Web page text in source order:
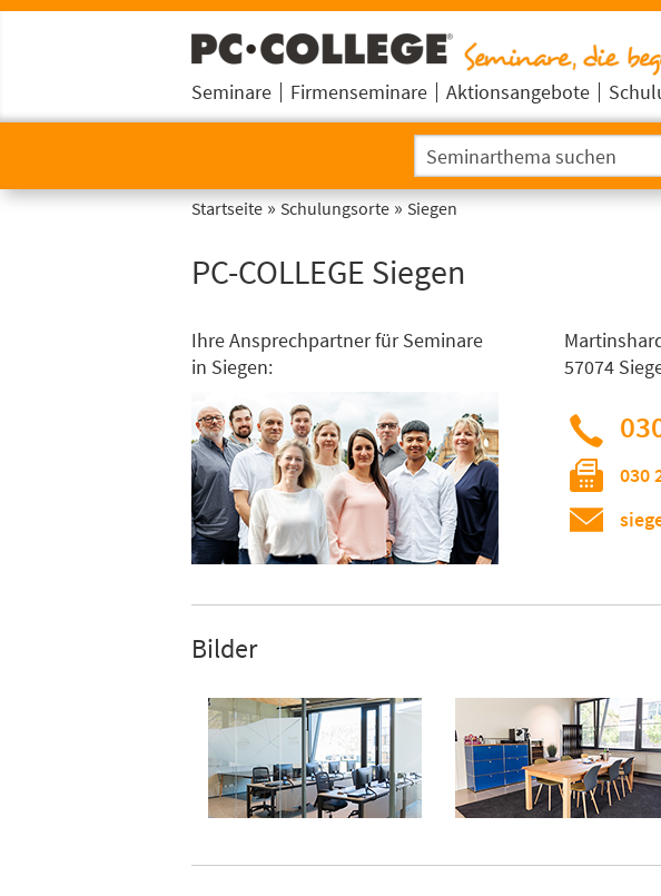
Seminare Firmenseminare Aktionsangebote
Startseite » Schulungsorte » Siegen
PC-COLLEGE Siegen
Ihre Ansprechpartner für Seminare
in Siegen:
57074
030
Bilder